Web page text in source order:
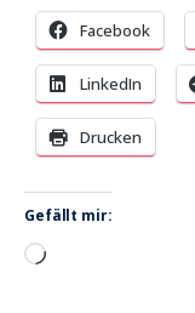
Facebook
LinkedIn
Drucken
Gefällt mir:
Wird